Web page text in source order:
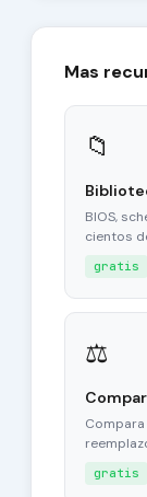
Mas
📁
BIOS,
cientos
gratis
⚖
gratis